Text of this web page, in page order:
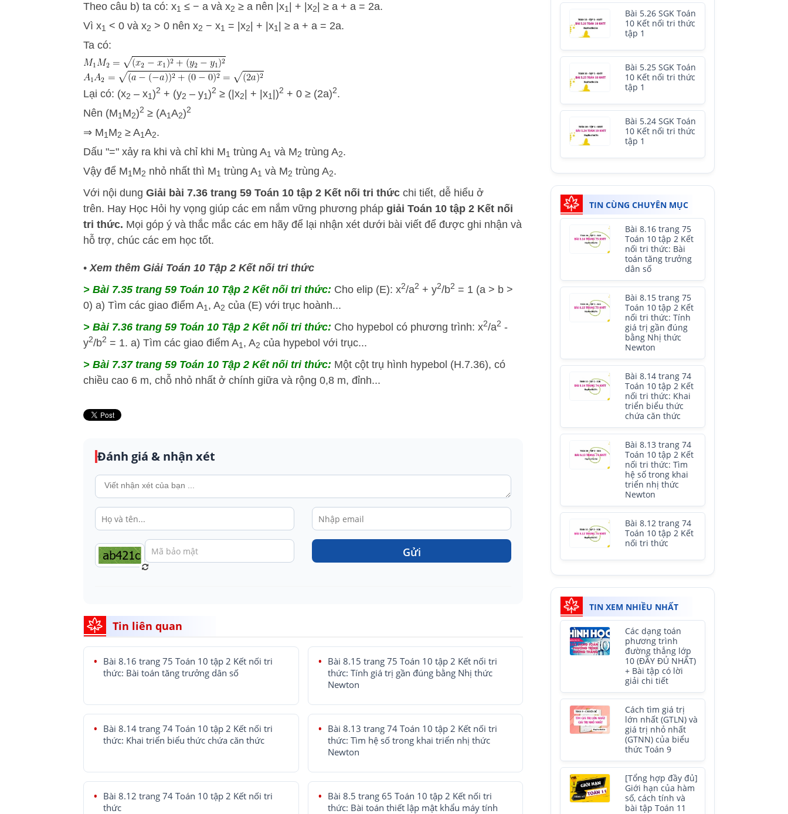
Theo câu b) ta có: x1 ≤ − a và x2 ≥ a nên |x1 | + |x2
| ≥ a + a = 2a.
Vì x1 < 0 và x2 > 0 nên x2 − x1 = |x2 | + |x1
| ≥ a + a = 2a.
Ta có:
Lại có: (x2 – x1)2 + (y2 – y1)2 ≥ (|x2 | + |x1 |)2 + 0 ≥ (2a)2.
Nên (M1M2)2 ≥ (A1A2)2
⇒ M1M2 ≥ A1A2.
Dấu "=" xảy ra khi và chỉ khi M1 trùng A1 và M2 trùng A2.
Vậy để M1M2 nhỏ nhất thì M1 trùng A1 và M2 trùng A2.
Với nội dung Giải bài 7.36 trang 59 Toán 10 tập 2 Kết nối tri thức chi tiết, dễ hiểu ở
trên. Hay Học Hỏi hy vọng giúp các em nắm vững phương pháp giải Toán 10 tập 2 Kết nối
tri thức. Mọi góp ý và thắc mắc các em hãy để lại nhận xét dưới bài viết để được ghi nhận và
hỗ trợ, chúc các em học tốt.
•Xem thêm Giải Toán 10 Tập 2 Kết nối tri thức
> Bài 7.35 trang 59 Toán 10 Tập 2 Kết nối tri thức: Cho elip (E): x2/a2 + y2/b2 = 1 (a > b >
0) a) Tìm các giao điểm A1, A2 của (E) với trục hoành...
> Bài 7.36 trang 59 Toán 10 Tập 2 Kết nối tri thức: Cho hypebol có phương trình: x2/a2 -
y2/b2 = 1. a) Tìm các giao điểm A1, A2 của hypebol với trục...
> Bài 7.37 trang 59 Toán 10 Tập 2 Kết nối tri thức: Một cột trụ hình hypebol (H.7.36), có
chiều cao 6 m, chỗ nhỏ nhất ở chính giữa và rộng 0,8 m, đỉnh...
Đánh giá & nhận xét
Gửi
Tin liên quan
Bài 8.16 trang 75 Toán 10 tập 2 Kết nối tri
thức: Bài toán tăng trưởng dân số
Bài 8.15 trang 75 Toán 10 tập 2 Kết nối tri
thức: Tính giá trị gần đúng bằng Nhị thức
Newton
Bài 8.14 trang 74 Toán 10 tập 2 Kết nối tri
thức: Khai triển biểu thức chứa căn thức
Bài 8.13 trang 74 Toán 10 tập 2 Kết nối tri
thức: Tìm hệ số trong khai triển nhị thức
Newton
Bài 8.12 trang 74 Toán 10 tập 2 Kết nối tri
thức
Bài 8.5 trang 65 Toán 10 tập 2 Kết nối tri
thức: Bài toán thiết lập mật khẩu máy tính
Bài 5.26 SGK Toán
10 Kết nối tri thức
tập 1
Bài 5.25 SGK Toán
10 Kết nối tri thức
tập 1
Bài 5.24 SGK Toán
10 Kết nối tri thức
tập 1
TIN CÙNG CHUYÊN MỤC
Bài 8.16 trang 75
Toán 10 tập 2 Kết
nối tri thức: Bài
toán tăng trưởng
dân số
Bài 8.15 trang 75
Toán 10 tập 2 Kết
nối tri thức: Tính
giá trị gần đúng
bằng Nhị thức
Newton
Bài 8.14 trang 74
Toán 10 tập 2 Kết
nối tri thức: Khai
triển biểu thức
chứa căn thức
Bài 8.13 trang 74
Toán 10 tập 2 Kết
nối tri thức: Tìm
hệ số trong khai
triển nhị thức
Newton
Bài 8.12 trang 74
Toán 10 tập 2 Kết
nối tri thức
TIN XEM NHIỀU NHẤT
Các dạng toán
phương trình
đường thẳng lớp
10 (ĐẦY ĐỦ NHẤT)
+ Bài tập có lời
giải chi tiết
Cách tìm giá trị
lớn nhất (GTLN) và
giá trị nhỏ nhất
(GTNN) của biểu
thức Toán 9
[Tổng hợp đầy đủ]
Giới hạn của hàm
số, cách tính và
bài tập Toán 11